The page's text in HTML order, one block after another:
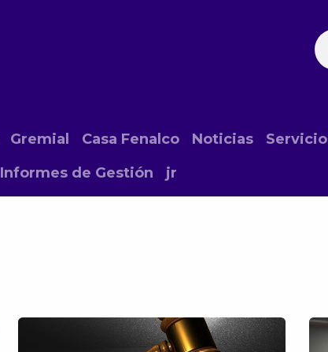
Gremial Casa Fenalco Noticias
Informes de Gestión jr